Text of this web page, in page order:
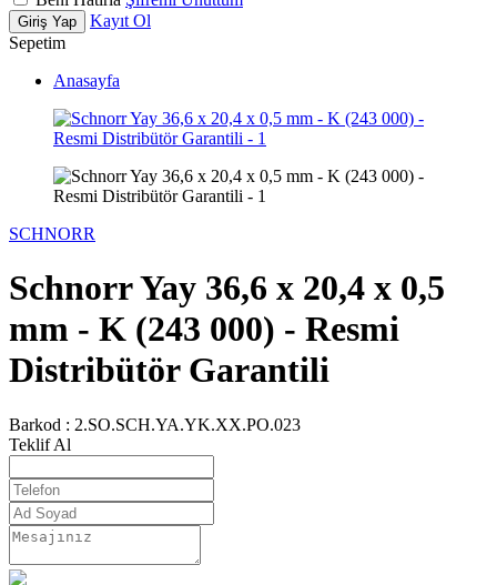
Giriş Yap
Kayıt Ol
Sepetim
Anasayfa
SCHNORR
Schnorr Yay 36,6 x 20,4 x 0,5
mm - K (243 000) - Resmi
Distribütör Garantili
Barkod : 2.SO.SCH.YA.YK.XX.PO.023
Teklif Al